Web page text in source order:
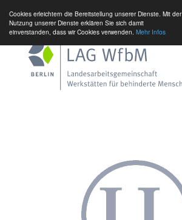
Cookies erleichtern die Bereitstellung unserer Dienste. Mit der
Nutzung unserer Dienste erklären Sie sich damit
einverstanden, dass wir Cookies verwenden. Mehr Infos